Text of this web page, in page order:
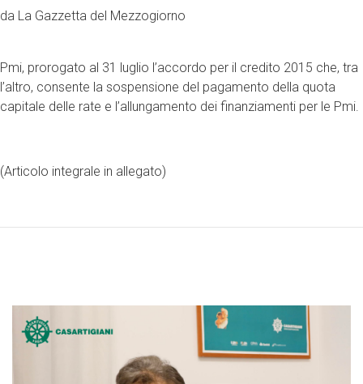
da La Gazzetta del Mezzogiorno
Pmi, prorogato al 31 luglio l’accordo per il credito 2015 che, tra
l’altro, consente la sospensione del pagamento della quota
capitale delle rate e l’allungamento dei finanziamenti per le Pmi.
(Articolo integrale in allegato)